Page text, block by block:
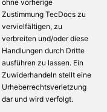
ohne vorherige
Zustimmung TecDocs zu
vervielfältigen, zu
verbreiten und/oder diese
Handlungen durch Dritte
ausführen zu lassen. Ein
Zuwiderhandeln stellt eine
Urheberrechtsverletzung
dar und wird verfolgt.